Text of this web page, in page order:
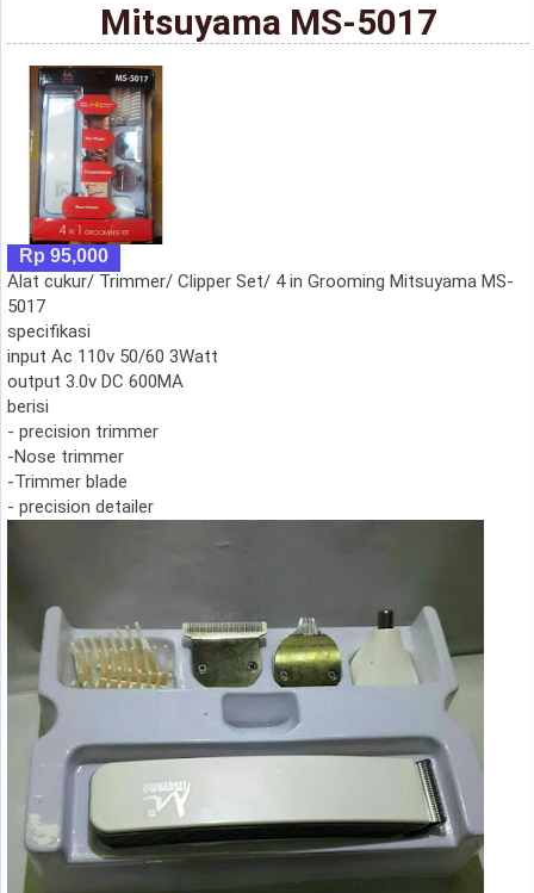
Mitsuyama MS-5017
Rp 95,000
Alat cukur/ Trimmer/ Clipper Set/ 4 in Grooming Mitsuyama MS-
5017
specifikasi
input Ac 110v 50/60 3Watt
output 3.0v DC 600MA
berisi
- precision trimmer
-Nose trimmer
-Trimmer blade
- precision detailer